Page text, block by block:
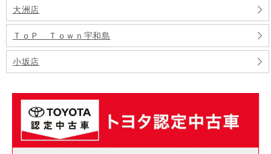
大洲店
ＴｏＰ Ｔｏｗｎ宇和島
小坂店